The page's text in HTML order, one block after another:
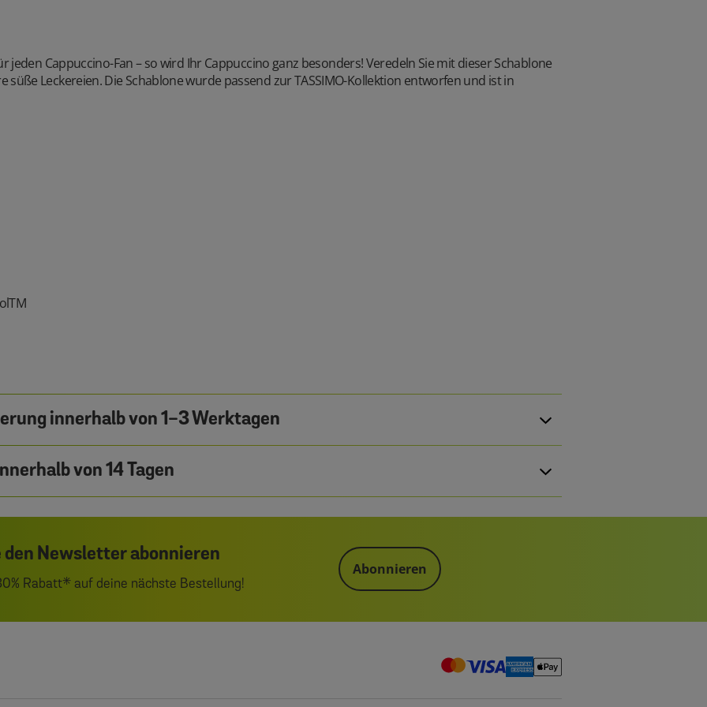
jeden Cappuccino-Fan – so wird Ihr Cappuccino ganz besonders! Veredeln Sie mit dieser Schablone
süße Leckereien. Die Schablone wurde passend zur TASSIMO-Kollektion entworfen und ist in
innerhalb von 1-3 Werktagen
von 14 Tagen
Newsletter abonnieren
Rabatt* auf deine nächste Bestellung!
Abonnieren